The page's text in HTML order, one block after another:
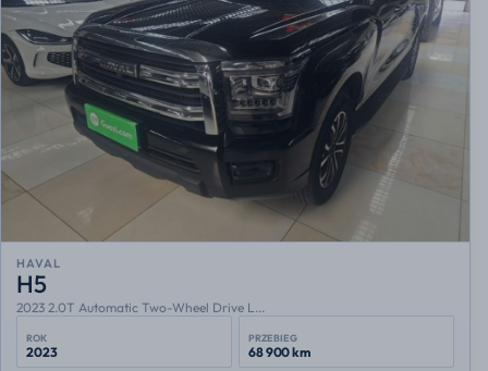
HAVAL
H5
2023 2.0T Automatic Two-Wheel Drive L...
ROK
2023
PRZEBIEG
68 900 km